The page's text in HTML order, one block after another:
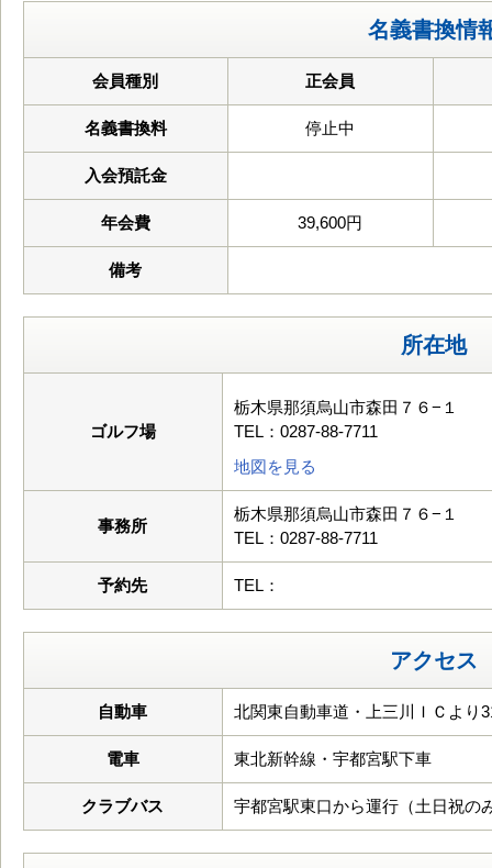
名義書換情
会員種別 正会員
名義書換料 停止中
入会預託金
年会費 39,600円
備考
所在地
ゴルフ場
栃木県那須烏山市森田７６−１
TEL：0287-88-7711
地図を見る
事務所
栃木県那須烏山市森田７６−１
TEL：0287-88-7711
予約先 TEL：
アクセス
自動車 北関東自動車道・上三川ＩＣより
電車 東北新幹線・宇都宮駅下車
クラブバス 宇都宮駅東口から運行（土日祝